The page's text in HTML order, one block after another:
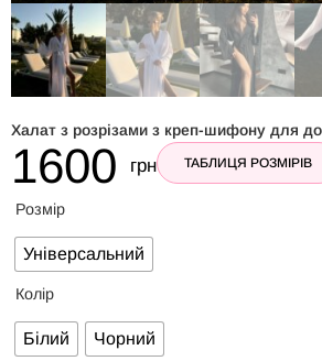
Халат з розрізами з креп-шифону для
1600 грн ТАБЛИЦЯ РОЗМІРІВ
Розмір
Універсальний
Колір
Білий Чорний